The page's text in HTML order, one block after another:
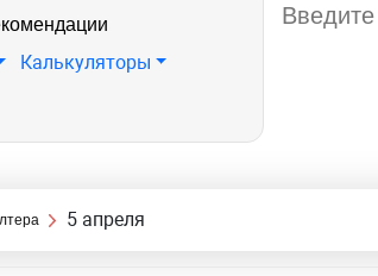
Калькуляторы
5 апреля